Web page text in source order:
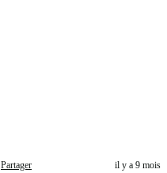
Partager il y a 9 mois